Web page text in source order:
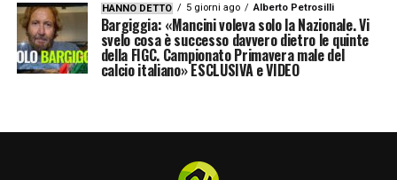
fondamentale nello scacchiere rossoblù.
Ora toccherà a Italiano trovare soluzioni
Supercoppa contro il Napoli resta un
HANNO DETTO 5 giorni ago Alberto Petrosilli
Bargiggia: «Mancini voleva solo la Nazionale. Vi
svelo cosa è successo davvero dietro le quinte
della FIGC. Campionato Primavera male del
calcio italiano» ESCLUSIVA e VIDEO